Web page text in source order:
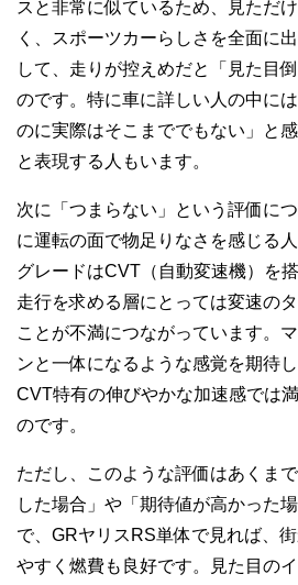
スと非常に似ているため、見ただ
く、スポーツカーらしさを全面に
して、走りが控えめだと「見た目
のです。特に車に詳しい人の中に
のに実際はそこまででもない」と
と表現する人もいます。
次に「つまらない」という評価に
に運転の面で物足りなさを感じる
グレードはCVT（自動変速機）を
走行を求める層にとっては変速の
ことが不満につながっています。
ンと一体になるような感覚を期待
CVT特有の伸びやかな加速感では
のです。
ただし、このような評価はあくま
した場合」や「期待値が高かった
で、GRヤリスRS単体で見れば、
やすく燃費も良好です。見た目の